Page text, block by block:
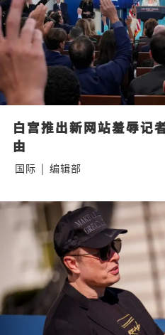
白宫推出新网站羞辱记
由
国际 | 编辑部